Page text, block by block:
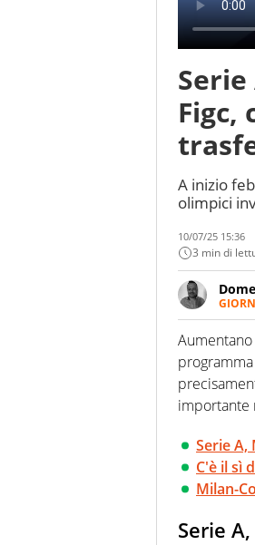
Figc,
A inizio
olimpici
10/07/25 15:36
3 min di
Da
guai
importante
Serie A,
C'è il sì
Milan-
Serie